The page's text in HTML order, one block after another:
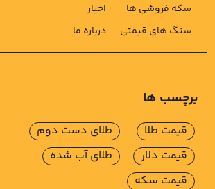
سکه فروشی ها
سنگ های قیمتی
اخبار
درباره ما
برچسب ها
قیمت طلا
قیمت دلار
قیمت سکه
طلای دست دوم
طلای آب شده